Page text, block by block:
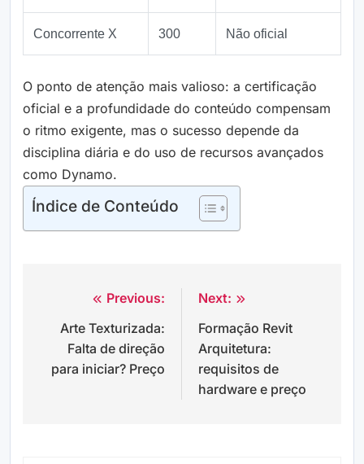
Concorrente X 300 Não oficial
O ponto de atenção mais valioso: a certificação
oficial e a profundidade do conteúdo compensam
o ritmo exigente, mas o sucesso depende da
disciplina diária e do uso de recursos avançados
como Dynamo.
Índice de Conteúdo
NavegaçãoPrevious:
Arte Texturizada:
Falta de direção
para iniciar? Preço
Next:
Formação Revit
Arquitetura:
requisitos de
hardware e preço